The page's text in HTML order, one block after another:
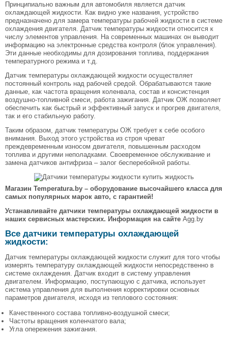
Принципиально важным для автомобиля является датчик
охлаждающей жидкости. Как видно уже названия, устройство
предназначено для замера температуры рабочей жидкости в системе
охлаждения двигателя. Датчик температуры жидкости относится к
числу элементов управления. На современных машинах он выводит
информацию на электронные средства контроля (блок управления).
Эти данные необходимы для дозирования топлива, поддержания
температурного режима и т.д.
Датчик температуры охлаждающей жидкости осуществляет
постоянный контроль над рабочей средой. Обрабатываются такие
данные, как частота вращения коленвала, состав и консистенция
воздушно-топливной смеси, работа зажигания. Датчик ОЖ позволяет
обеспечить как быстрый и эффективный запуск и прогрев двигателя,
так и его стабильную работу.
Таким образом, датчик температуры ОЖ требует к себе особого
внимания. Выход этого устройства из строя чреват
преждевременным износом двигателя, повышенным расходом
топлива и другими неполадками. Своевременное обслуживание и
замена датчиков антифриза – залог бесперебойной работы.
Магазин Temperatura.by – оборудование высочайшего класса для
самых популярных марок авто, с гарантией!
Устанавливайте датчики температуры охлаждающей жидкости в
наших сервисных мастерских. Информация на сайте Agg.by
Все датчики температуры охлаждающей
жидкости:
Датчик температуры охлаждающей жидкости служит для того чтобы
измерять температуру охлаждающей жидкости непосредственно в
системе охлаждения. Датчик входит в систему управления
двигателем. Информацию, поступающую с датчика, использует
система управления для выполнения корректировки основных
параметров двигателя, исходя из теплового состояния:
Качественного состава топливно-воздушной смеси;
Частоты вращения коленчатого вала;
Угла опережения зажигания.